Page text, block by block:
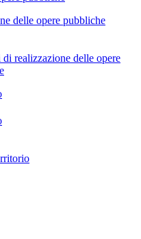
delle opere pubbliche
realizzazione delle opere